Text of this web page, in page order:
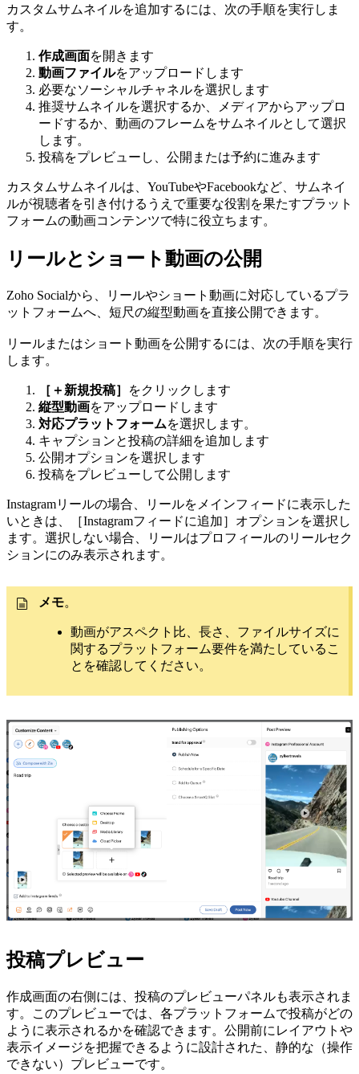
カスタムサムネイルを追加するには、次の手順を実行しま
す。
作成画面を開きます
動画ファイルをアップロードします
必要なソーシャルチャネルを選択します
推奨サムネイルを選択するか、メディアからアップロ
ードするか、動画のフレームをサムネイルとして選択
します。
投稿をプレビューし、公開または予約に進みます
カスタムサムネイルは、YouTubeやFacebookなど、サムネイ
ルが視聴者を引き付けるうえで重要な役割を果たすプラット
フォームの動画コンテンツで特に役立ちます。
リールとショート動画の公開
Zoho Socialから、リールやショート動画に対応しているプラ
ットフォームへ、短尺の縦型動画を直接公開できます。
リールまたはショート動画を公開するには、次の手順を実行
します。
［＋新規投稿］
をクリックします
縦型動画をアップロードします
対応プラットフォームを選択します。
キャプションと投稿の詳細を追加します
公開オプションを選択します
投稿をプレビューして公開します
Instagramリールの場合、リールをメインフィードに表示した
いときは、［Instagramフィードに追加］オプションを選択し
ます。選択しない場合、リールはプロフィールのリールセク
ションにのみ表示されます。
メモ。
動画がアスペクト比、長さ、ファイルサイズに
関するプラットフォーム要件を満たしているこ
とを確認してください。
投稿プレビュー
作成画面の右側には、投稿のプレビューパネルも表示されま
す。このプレビューでは、各プラットフォームで投稿がどの
ように表示されるかを確認できます。公開前にレイアウトや
表示イメージを把握できるように設計された、静的な（操作
できない）プレビューです。